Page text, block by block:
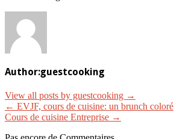
Author:guestcooking
View all posts by guestcooking →
← EVJF, cours de cuisine: un brunch coloré
Cours de cuisine Entreprise →